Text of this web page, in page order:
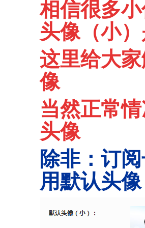
相信很多
头像（小
这里给大
像
当然正常
头像
除非：订
用默认头像